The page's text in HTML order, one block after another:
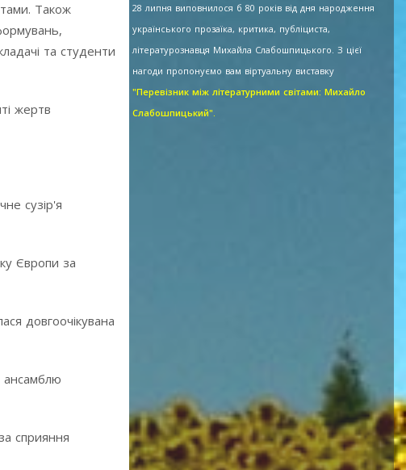
Також
та студенти
жертв
сузір'я
Європи за
довгоочікувана
ансамблю
сприяння
28 липня виповнилося б 80 років від дня народження
українського прозаїка, критика, публіциста,
літературознавця Михайла Слабошпицького. З цієї
нагоди пропонуємо вам віртуальну виставку
"Перевізник між літературними світами: Михайло
Слабошпицький".